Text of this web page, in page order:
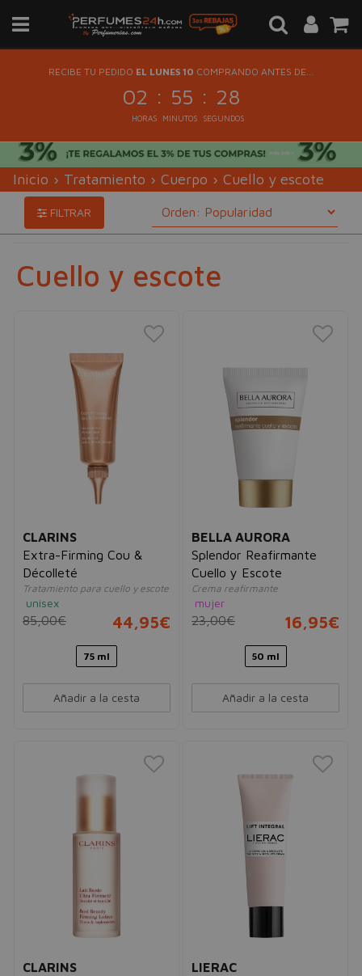
RECIBE TU PEDIDO EL LUNES 10 COMPRANDO ANTES DE...
02 : 55 : 27
HORAS MINUTOS SEGUNDOS
Inicio › Tratamiento › Cuerpo › Cuello y escote
FILTRAR
Cuello y escote
CLARINS
Extra-Firming Cou &
Décolleté
Tratamiento para cuello y escote
unisex
85,00€ 44,95€
75 ml
Añadir a la cesta
BELLA AURORA
Splendor Reafirmante
Cuello y Escote
Crema reafirmante
mujer
23,00€ 16,95€
50 ml
Añadir a la cesta
CLARINS
LIERAC